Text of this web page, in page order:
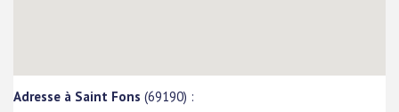
Adresse à Saint Fons (69190) :